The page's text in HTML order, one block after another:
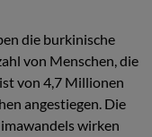
die burkinische
von Menschen, die
von 4,7 Millionen
angestiegen. Die
wirken